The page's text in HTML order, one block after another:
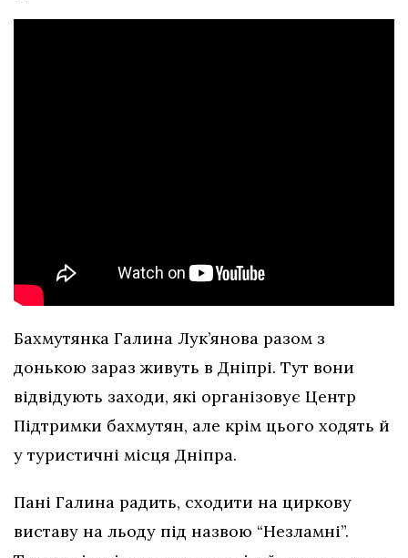
Бахмутянка Галина Лук’янова разом з
донькою зараз живуть в Дніпрі. Тут вони
відвідують заходи, які організовує Центр
Підтримки бахмутян, але крім цього ходять й
у туристичні місця Дніпра.
Пані Галина радить, сходити на циркову
виставу на льоду під назвою “Незламні”.